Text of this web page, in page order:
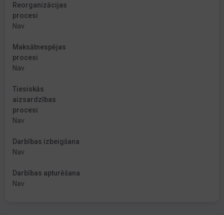
Reorganizācijas
procesi
Nav
Maksātnespējas
procesi
Nav
Tiesiskās
aizsardzības
procesi
Nav
Darbības izbeigšana
Nav
Darbības apturēšana
Nav